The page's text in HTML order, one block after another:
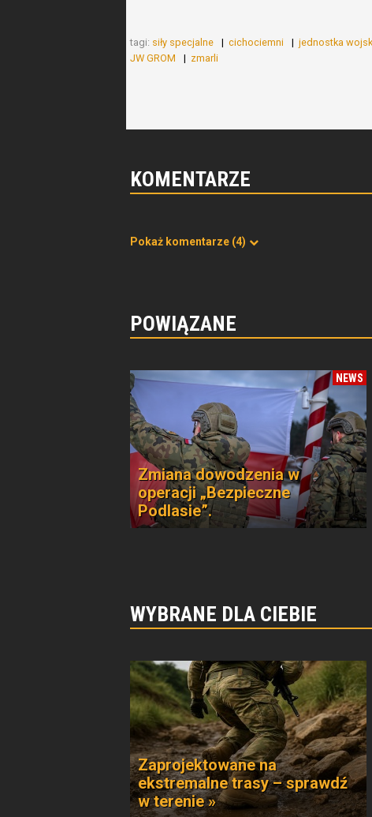
tagi: siły specjalne cichociemni jednostka
JW GROM
zmarli
KOMENTARZE
Pokaż komentarze (4)
POWIĄZANE
NEWS
Zmiana dowodzenia w
operacji „Bezpieczne
Podlasie”.
WYBRANE DLA CIEBIE
Zaprojektowane na
ekstremalne trasy – sprawdź
w terenie »